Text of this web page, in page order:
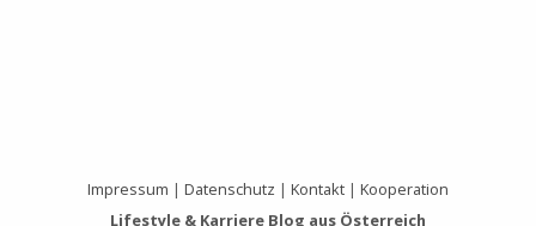
Impressum | Datenschutz | Kontakt | Kooperation
Lifestyle & Karriere Blog aus Österreich